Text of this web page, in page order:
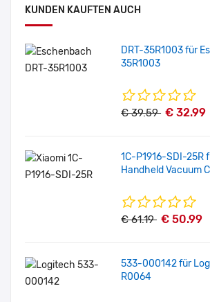
KUNDEN KAUFTEN AUCH
DRT-35R1003 für
35R1003
€ 39.59 € 32.99
1C-P1916-SDI-25R
Handheld Vacuum
€ 61.19 € 50.99
533-000142 für
R0064